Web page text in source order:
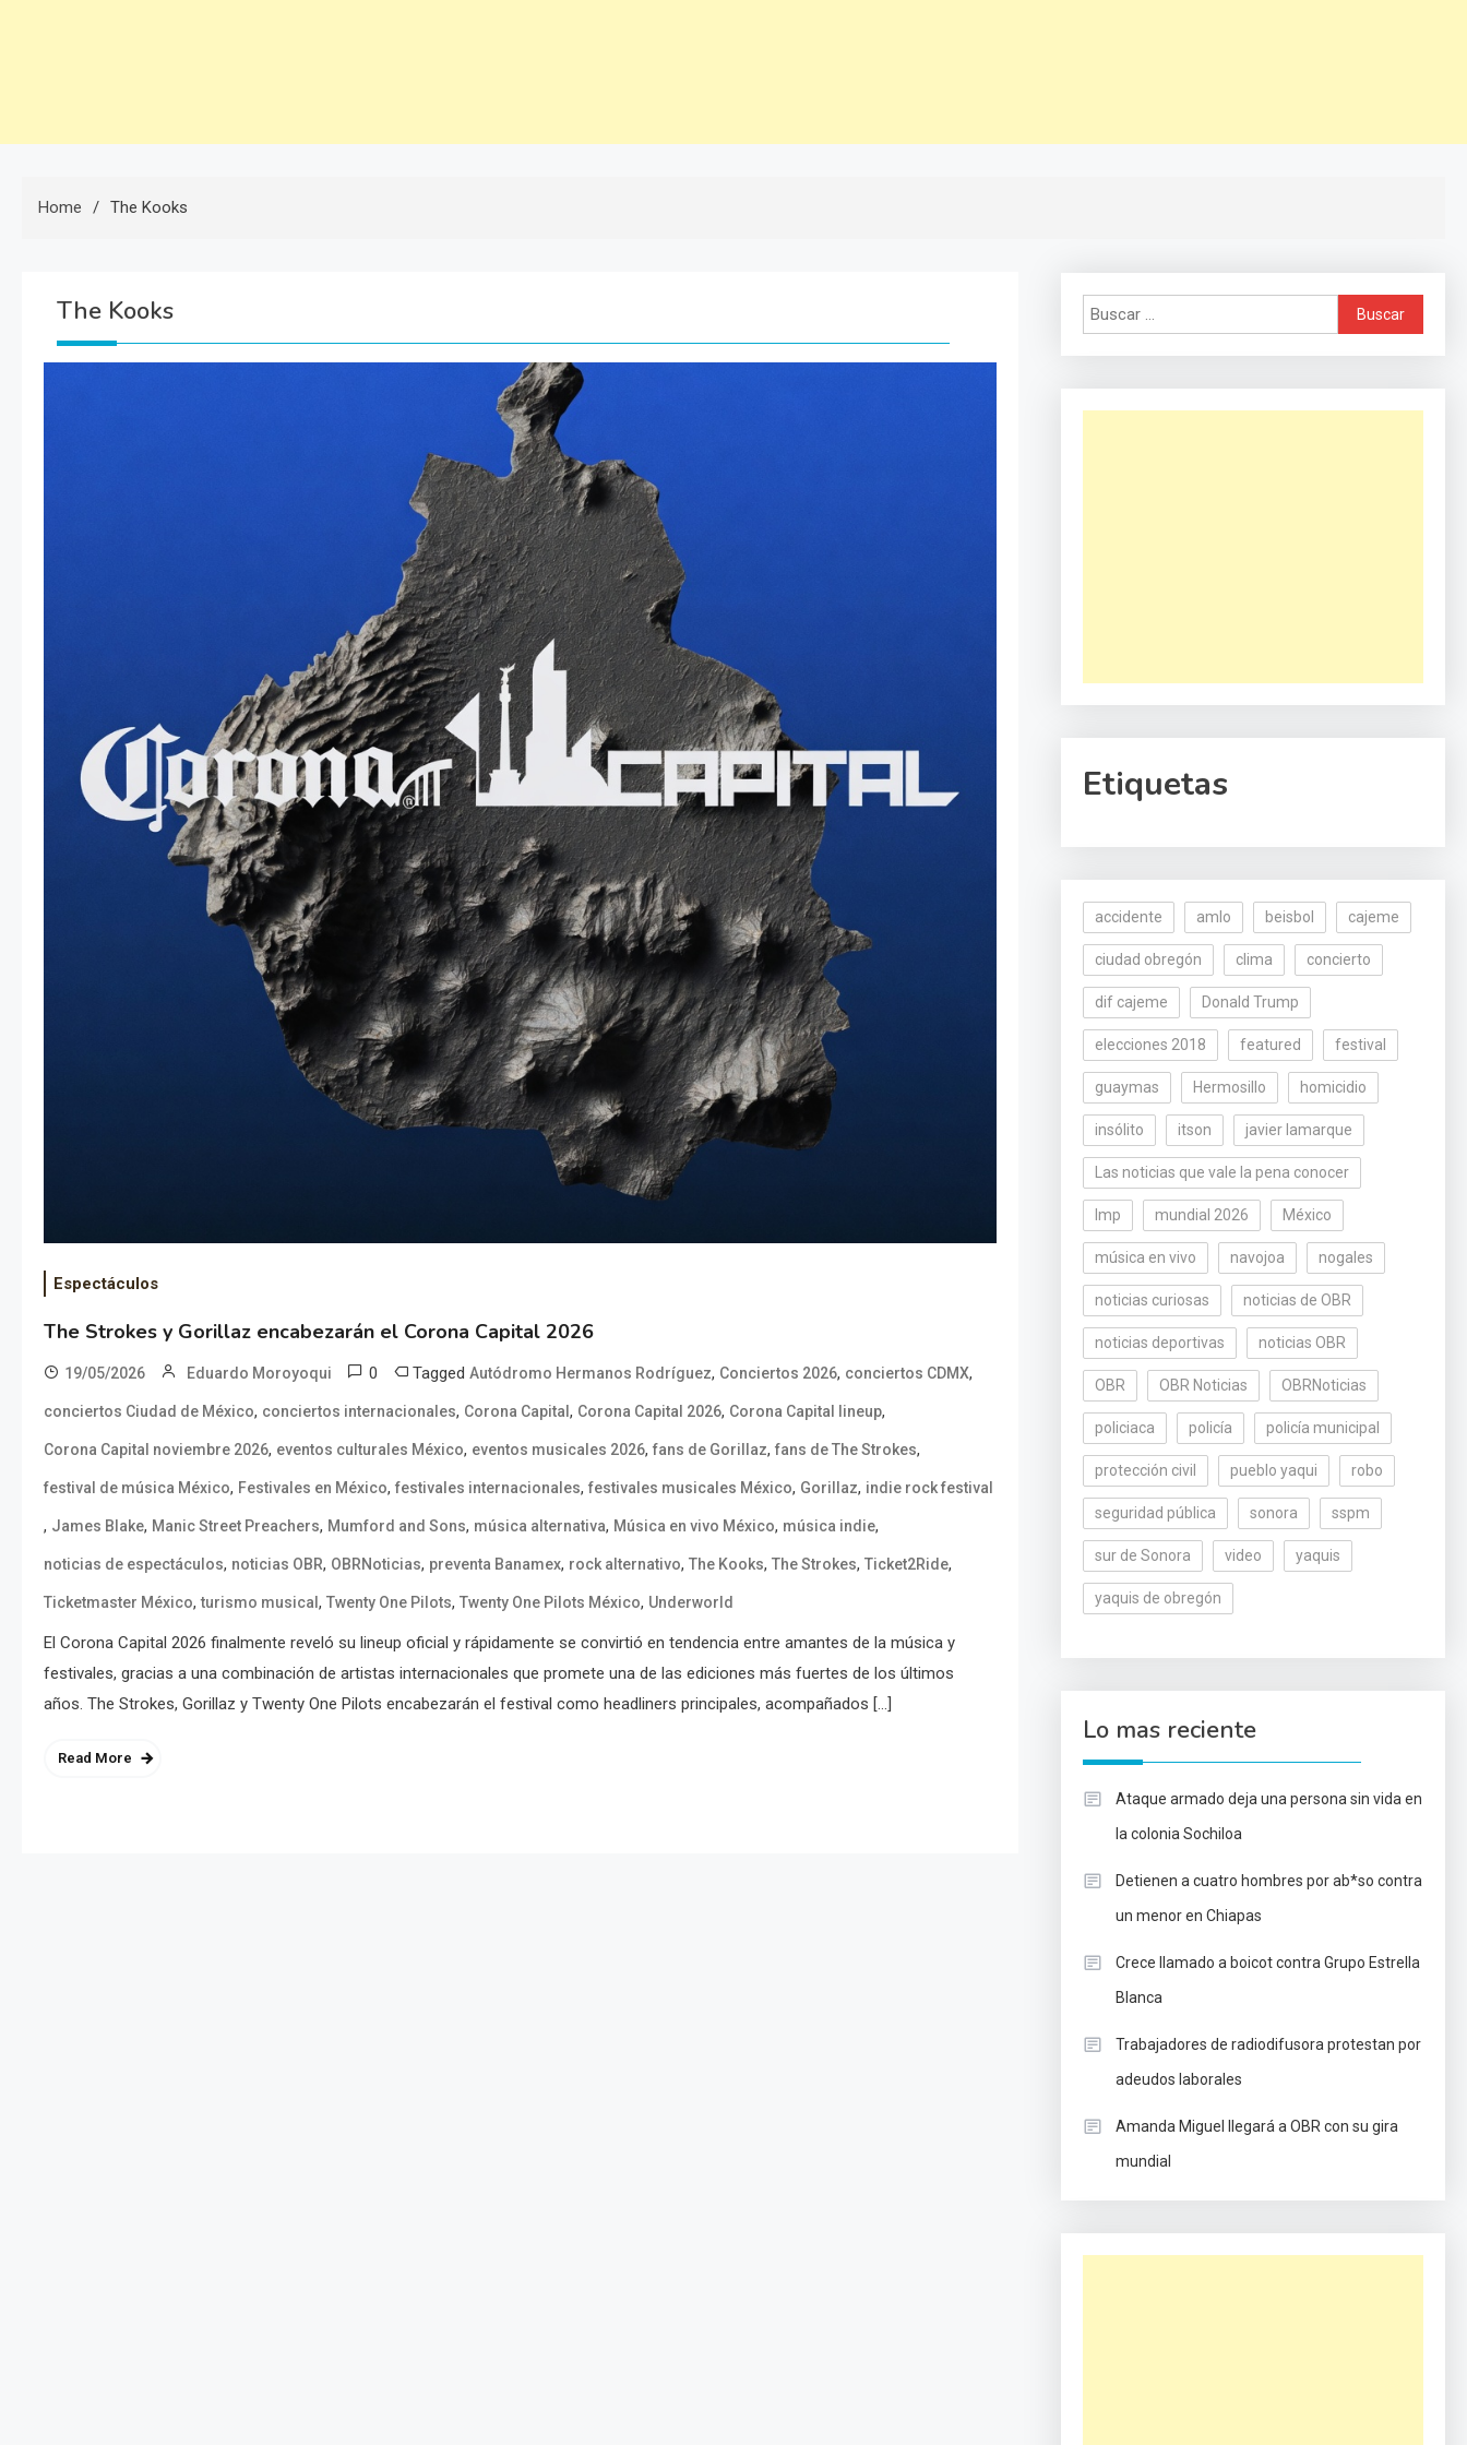
Home The Kooks
The Kooks
Espectáculos
The Strokes y Gorillaz encabezarán el Corona Capital 2026
19/05/2026 Eduardo Moroyoqui 0 Tagged Autódromo Hermanos Rodríguez, Conciertos 2026, conciertos CDMX,
conciertos Ciudad de México, conciertos internacionales, Corona Capital , Corona Capital 2026, Corona Capital lineup,
Corona Capital noviembre 2026, eventos culturales México, eventos musicales 2026, fans de Gorillaz, fans de The Strokes,
festival de música México, Festivales en México, festivales internacionales, festivales musicales México, Gorillaz, indie rock festival
, James Blake, Manic Street Preachers, Mumford and Sons, música alternativa, Música en vivo México, música indie,
noticias de espectáculos, noticias OBR, OBRNoticias, preventa Banamex, rock alternativo, The Kooks, The Strokes, Ticket2Ride,
Ticketmaster México,turismo musical , Twenty One Pilots, Twenty One Pilots México, Underworld
El Corona Capital 2026 finalmente reveló su lineup oficial y rápidamente se convirtió en tendencia entre amantes de la música y
festivales, gracias a una combinación de artistas internacionales que promete una de las ediciones más fuertes de los últimos
años. The Strokes, Gorillaz y Twenty One Pilots encabezarán el festival como headliners principales, acompañados […]
Read More
Buscar:
Etiquetas
accidente amlo beisbol cajeme
ciudad obregón clima concierto
dif cajeme Donald Trump
elecciones 2018 featured festival
guaymas Hermosillo homicidio
insólito itson javier lamarque
Las noticias que vale la pena conocer
lmp mundial 2026 México
música en vivo navojoa nogales
noticias curiosas noticias de OBR
noticias deportivas noticias OBR
OBR OBR Noticias OBRNoticias
policiaca policía policía municipal
protección civil pueblo yaqui robo
seguridad pública sonora sspm
sur de Sonora video yaquis
yaquis de obregón
Lo mas reciente
Ataque armado deja una persona sin vida en
la colonia Sochiloa
Detienen a cuatro hombres por ab*so contra
un menor en Chiapas
Crece llamado a boicot contra Grupo Estrella
Blanca
Trabajadores de radiodifusora protestan por
adeudos laborales
Amanda Miguel llegará a OBR con su gira
mundial